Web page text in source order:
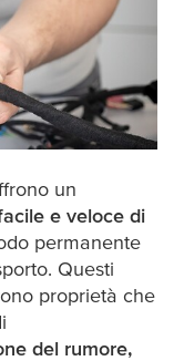
un
e veloce di
permanente
Questi
proprietà che
del rumore,